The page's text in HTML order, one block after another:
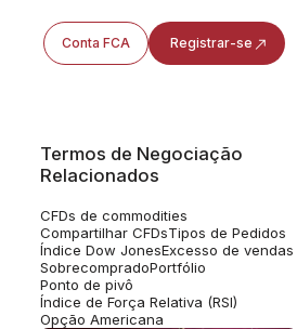
Conta FCA Registrar-se
Termos de Negociação
Relacionados
CFDs de commodities
Compartilhar CFDsTipos de Pedidos
Índice Dow JonesExcesso de vendas
SobrecompradoPortfólio
Ponto de pivô
Índice de Força Relativa (RSI)
Opção Americana